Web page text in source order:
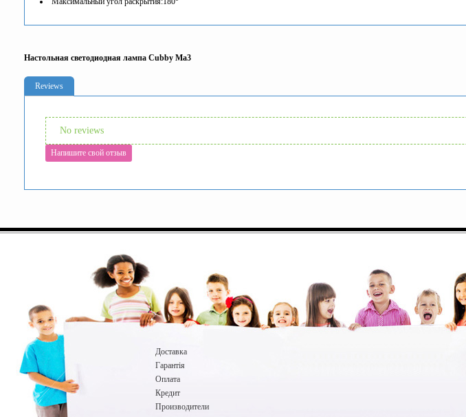
Настольная светодиодная лампа Cubby Ma3
Reviews
No reviews
Напишите свой отзыв
Доставка
Гарантія
Оплата
Кредит
Производители